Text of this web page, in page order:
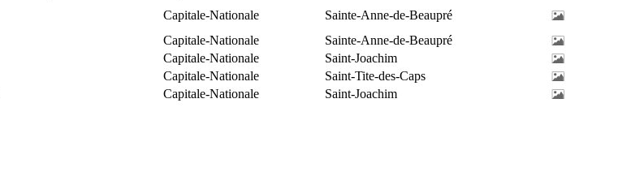
Capitale-Nationale
Sainte-Anne-de-Beaupré
Capitale-Nationale
Sainte-Anne-de-Beaupré
Capitale-Nationale
Saint-Joachim
Capitale-Nationale
Saint-Tite-des-Caps
Capitale-Nationale Saint-Joachim